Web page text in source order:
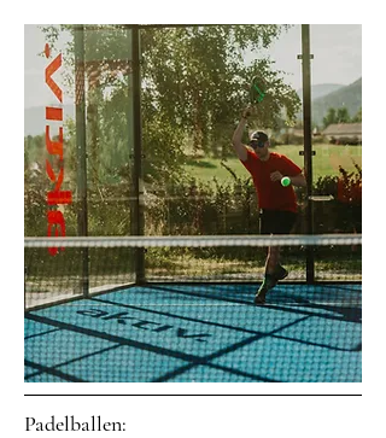
Padelballen: